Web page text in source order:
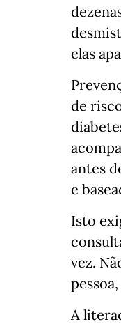
elas
de
antes
e
Isto
vez.
A